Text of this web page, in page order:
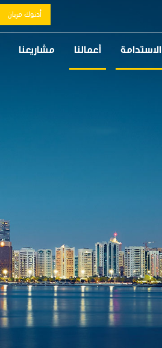
أدنوك مربان
الاستدامة أعمالنا مشاريعنا